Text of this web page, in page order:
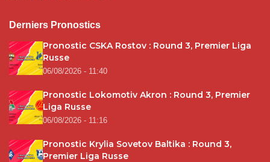
Derniers Pronostics
Pronostic CSKA Rostov : Round 3, Premier Liga
Russe
06/08/2026 - 11:40
Pronostic Lokomotiv Akron : Round 3, Premier
Liga Russe
06/08/2026 - 11:16
Pronostic Krylia Sovetov Baltika : Round 3,
Premier Liga Russe